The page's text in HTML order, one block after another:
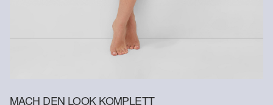
MACH DEN LOOK KOMPLETT